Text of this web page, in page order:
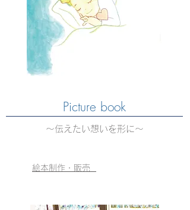
Picture book
〜伝えたい想いを形に〜
絵本制作・販売